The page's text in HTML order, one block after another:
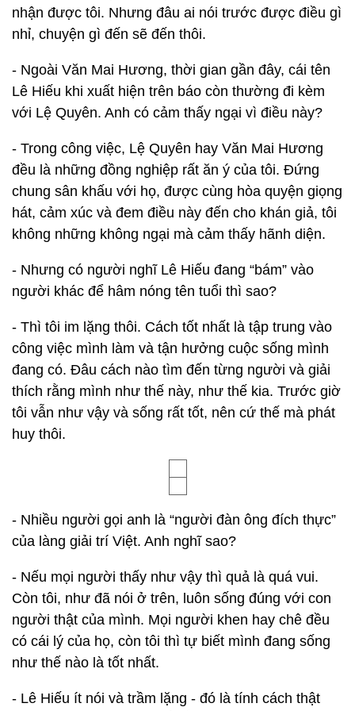
nhận được tôi. Nhưng đâu ai nói trước được điều gì
nhỉ, chuyện gì đến sẽ đến thôi.
- Ngoài Văn Mai Hương, thời gian gần đây, cái tên
Lê Hiếu khi xuất hiện trên báo còn thường đi kèm
với Lệ Quyên. Anh có cảm thấy ngại vì điều này?
- Trong công việc, Lệ Quyên hay Văn Mai Hương
đều là những đồng nghiệp rất ăn ý của tôi. Đứng
chung sân khấu với họ, được cùng hòa quyện giọng
hát, cảm xúc và đem điều này đến cho khán giả, tôi
không những không ngại mà cảm thấy hãnh diện.
- Nhưng có người nghĩ Lê Hiếu đang “bám” vào
người khác để hâm nóng tên tuổi thì sao?
- Thì tôi im lặng thôi. Cách tốt nhất là tập trung vào
công việc mình làm và tận hưởng cuộc sống mình
đang có. Đâu cách nào tìm đến từng người và giải
thích rằng mình như thế này, như thế kia. Trước giờ
tôi vẫn như vậy và sống rất tốt, nên cứ thế mà phát
huy thôi.
- Nhiều người gọi anh là “người đàn ông đích thực”
của làng giải trí Việt. Anh nghĩ sao?
- Nếu mọi người thấy như vậy thì quả là quá vui.
Còn tôi, như đã nói ở trên, luôn sống đúng với con
người thật của mình. Mọi người khen hay chê đều
có cái lý của họ, còn tôi thì tự biết mình đang sống
như thế nào là tốt nhất.
- Lê Hiếu ít nói và trầm lặng - đó là tính cách thật